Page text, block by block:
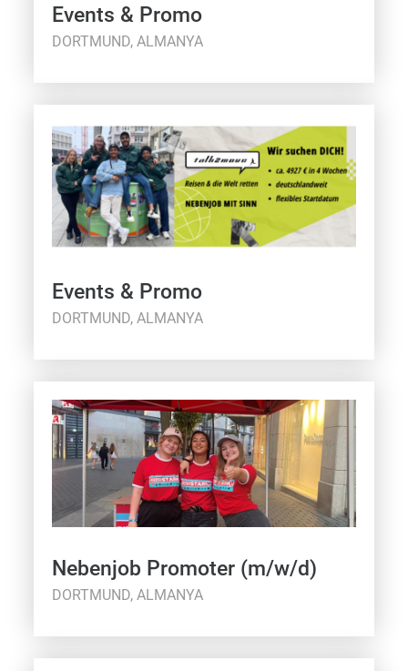
Events & Promo
DORTMUND, ALMANYA
Events & Promo
DORTMUND, ALMANYA
Nebenjob Promoter (m/w/d)
DORTMUND, ALMANYA